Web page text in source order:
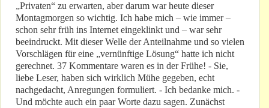
„Privaten“ zu erwarten, aber darum war heute dieser
Montagmorgen so wichtig. Ich habe mich – wie immer –
schon sehr früh ins Internet eingeklinkt und – war sehr
beeindruckt. Mit dieser Welle der Anteilnahme und so vielen
Vorschlägen für eine „vernünftige Lösung“ hatte ich nicht
gerechnet. 37 Kommentare waren es in der Frühe! - Sie,
liebe Leser, haben sich wirklich Mühe gegeben, echt
nachgedacht, Anregungen formuliert. - Ich bedanke mich. -
Und möchte auch ein paar Worte dazu sagen. Zunächst